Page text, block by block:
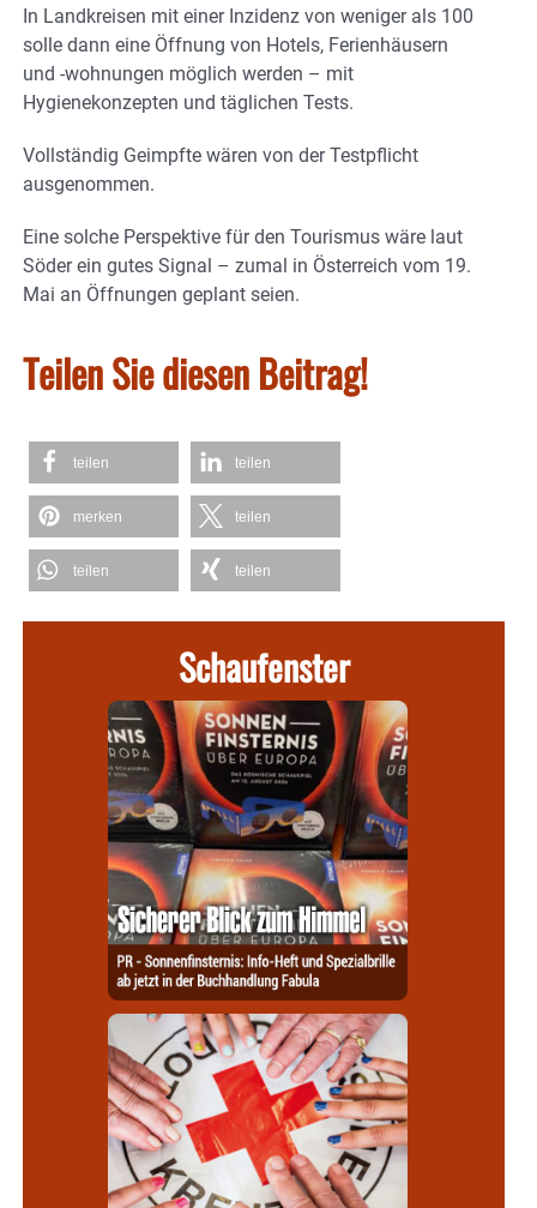
In Landkreisen mit einer Inzidenz von weniger als 100
solle dann eine Öffnung von Hotels, Ferienhäusern
und -wohnungen möglich werden – mit
Hygienekonzepten und täglichen Tests.
Vollständig Geimpfte wären von der Testpflicht
ausgenommen.
Eine solche Perspektive für den Tourismus wäre laut
Söder ein gutes Signal – zumal in Österreich vom 19.
Mai an Öffnungen geplant seien.
Teilen Sie diesen Beitrag!
teilen teilen
merken teilen
teilen teilen
Schaufenster